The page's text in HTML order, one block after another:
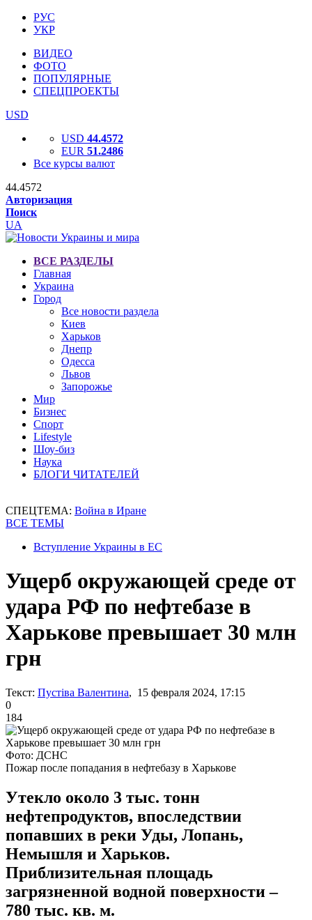
РУС
УКР
ВИДЕО
ФОТО
ПОПУЛЯРНЫЕ
СПЕЦПРОЕКТЫ
USD
USD 44.4572
EUR 51.2486
Все курсы валют
44.4572
Авторизация
Поиск
UA
ВСЕ РАЗДЕЛЫ
Главная
Украина
Город
Все новости раздела
Киев
Харьков
Днепр
Одесса
Львов
Запорожье
Мир
Бизнес
Спорт
Lifestyle
Шоу-биз
Наука
БЛОГИ ЧИТАТЕЛЕЙ
СПЕЦТЕМА: Война в Иране
ВСЕ ТЕМЫ
Вступление Украины в ЕС
Ущерб окружающей среде от
удара РФ по нефтебазе в
Харькове превышает 30 млн
грн
Текст: Пустіва Валентина, 15 февраля 2024, 17:15
0
184
Фото: ДСНС
Пожар после попадания в нефтебазу в Харькове
Утекло около 3 тыс. тонн
нефтепродуктов, впоследствии
попавших в реки Уды, Лопань,
Немышля и Харьков.
Приблизительная площадь
загрязненной водной поверхности –
780 тыс. кв. м.